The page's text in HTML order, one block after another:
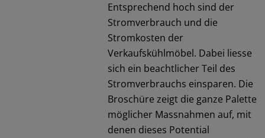
Entsprechend hoch sind der
Stromverbrauch und die
Stromkosten der
Verkaufskühlmöbel. Dabei liesse
sich ein beachtlicher Teil des
Stromverbrauchs einsparen. Die
Broschüre zeigt die ganze Palette
möglicher Massnahmen auf, mit
denen dieses Potential